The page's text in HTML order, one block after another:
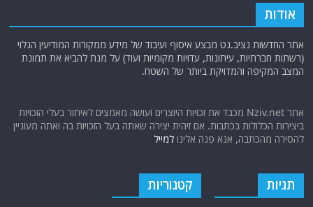
אודות
אתר החדשות נציב.נט מבצע איסוף ועיבוד של מידע ממקורות המודיעין הגלוי
(רשתות חברתיות, עיתונות, עדויות מקומיות ועוד) על מנת להביא את תמונת
המצב המקיפה והמדויקת ביותר של השטח.
אתר Nziv.net מכבד את זכויות היוצרים ועושה מאמצים לאיתור בעלי הזכויות
ביצירות הכלולות בכתבות. אם זיהית יצירה שאתה בעל הזכויות בה ואתה מעוניין
להסירה מהכתבה, אנא פנה אלינולמייל
תגיות קטגוריות